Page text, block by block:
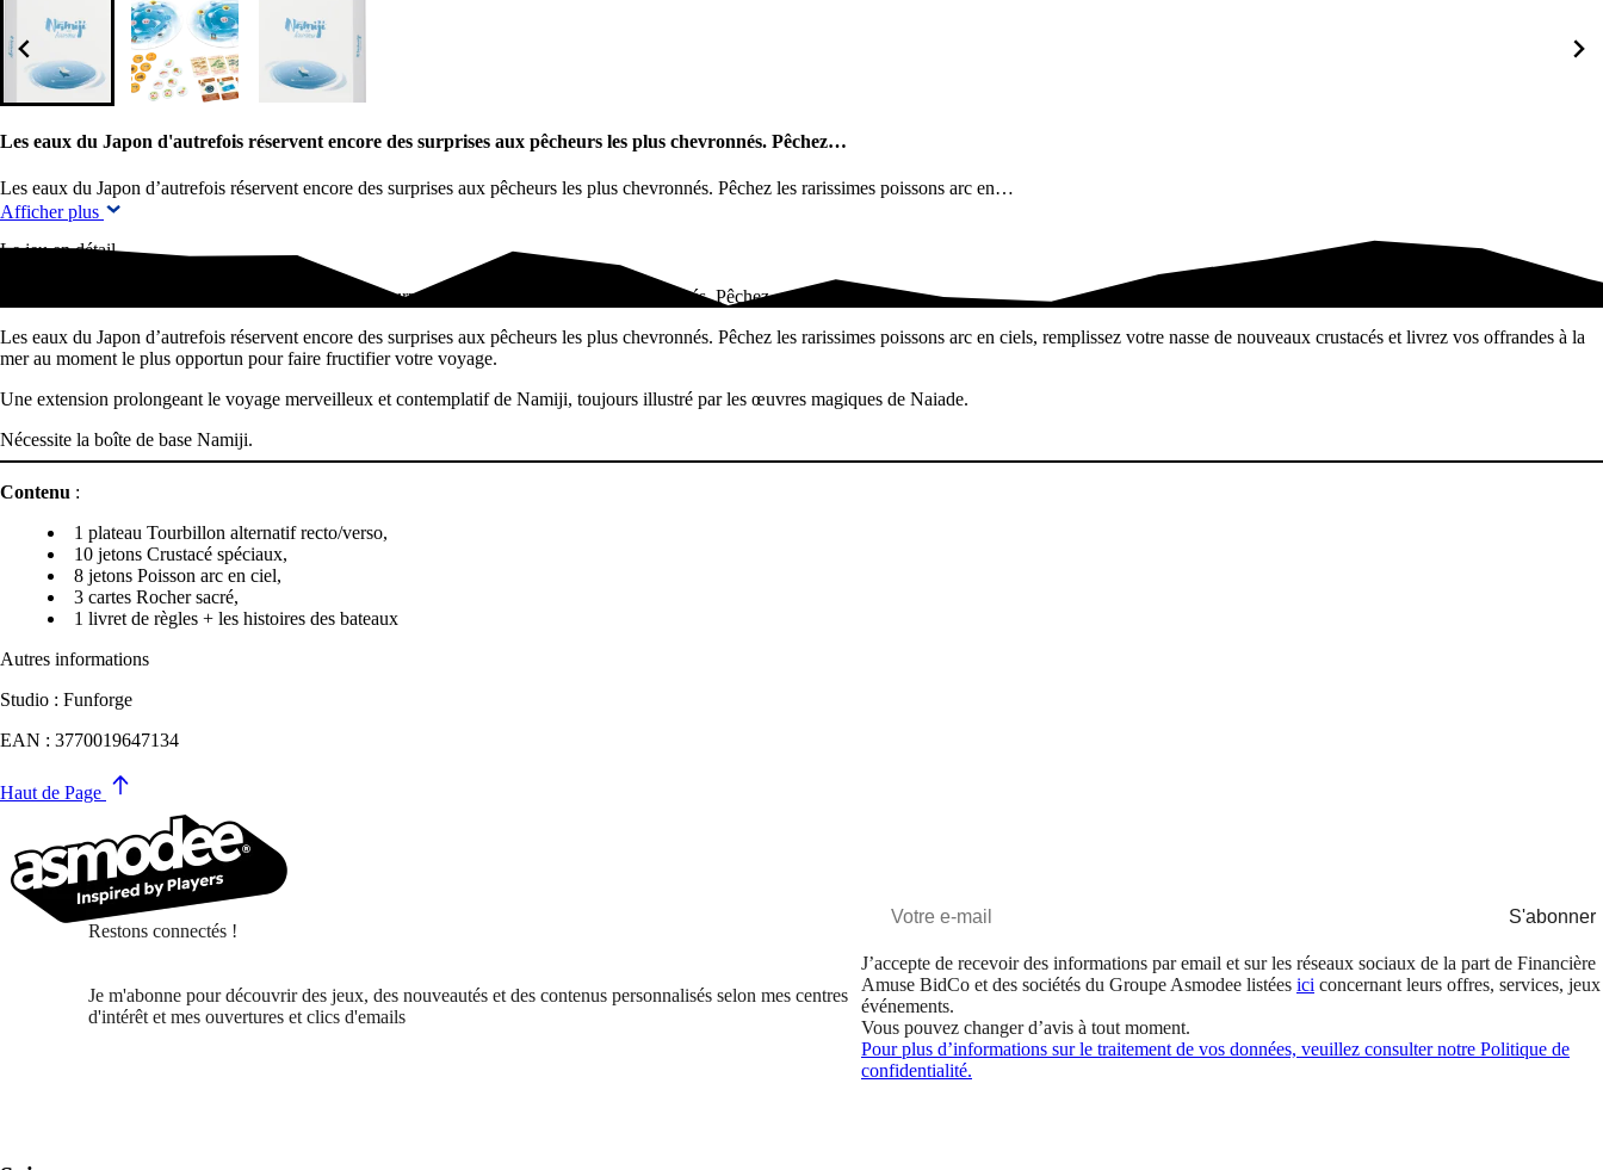
Les eaux du Japon d'autrefois réservent encore des surprises aux pêcheurs les plus chevronnés. Pêchez…
Les eaux du Japon d’autrefois réservent encore des surprises aux pêcheurs les plus chevronnés. Pêchez les rarissimes poissons arc en…
Afficher plus
Le jeu en détail
Les eaux du Japon d'autrefois réservent encore des surprises aux pêcheurs les plus chevronnés. Pêchez…
Les eaux du Japon d’autrefois réservent encore des surprises aux pêcheurs les plus chevronnés. Pêchez les rarissimes poissons arc en ciels, remplissez votre nasse de nouveaux crustacés et livrez vos offrandes à la
mer au moment le plus opportun pour faire fructifier votre voyage.
Une extension prolongeant le voyage merveilleux et contemplatif de Namiji, toujours illustré par les œuvres magiques de Naiade.
Nécessite la boîte de base Namiji.
Contenu :
1 plateau Tourbillon alternatif recto/verso,
10 jetons Crustacé spéciaux,
8 jetons Poisson arc en ciel,
3 cartes Rocher sacré,
1 livret de règles + les histoires des bateaux
Autres informations
Studio : Funforge
EAN : 3770019647134
Haut de Page
Restons connectés !
Je m'abonne pour découvrir des jeux, des nouveautés et des contenus personnalisés selon mes centres
d'intérêt et mes ouvertures et clics d'emails
S'abonner
J’accepte de recevoir des informations par email et sur les réseaux sociaux de la part de Financière
Amuse BidCo et des sociétés du Groupe Asmodee listées ici concernant leurs offres, services,
événements.
Vous pouvez changer d’avis à tout moment.
Pour plus d’informations sur le traitement de vos données, veuillez consulter notre Politique de
confidentialité.